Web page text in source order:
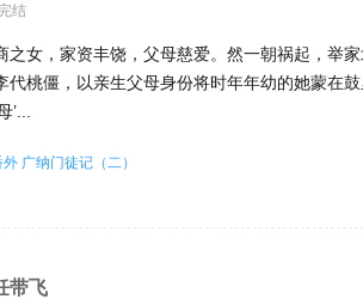
完结
之女，家资丰饶，父母慈爱。然一朝祸起，举
代桃僵，以亲生父母身份将时年年幼的她蒙在
广纳门徒记（二）
带飞